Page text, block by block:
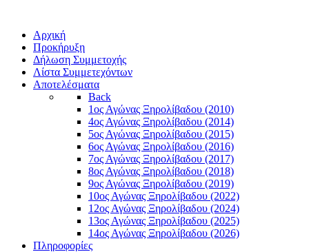
Αρχική
Προκήρυξη
Δήλωση Συμμετοχής
Λίστα Συμμετεχόντων
Αποτελέσματα
Back
1ος Αγώνας Ξηρολίβαδου (2010)
4ος Αγώνας Ξηρολίβαδου (2014)
5ος Αγώνας Ξηρολίβαδου (2015)
6ος Αγώνας Ξηρολίβαδου (2016)
7ος Αγώνας Ξηρολίβαδου (2017)
8ος Αγώνας Ξηρολίβαδου (2018)
9ος Αγώνας Ξηρολίβαδου (2019)
10ος Αγώνας Ξηρολίβαδου (2022)
12ος Αγώνας Ξηρολίβαδου (2024)
13ος Αγώνας Ξηρολίβαδου (2025)
14ος Αγώνας Ξηρολίβαδου (2026)
Πληροφορίες